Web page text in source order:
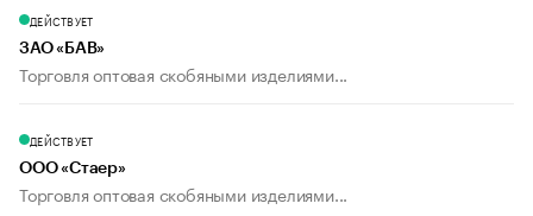
ДЕЙСТВУЕТ
ЗАО «БАВ»
Торговля оптовая скобяными изделиями...
ДЕЙСТВУЕТ
ООО «Стаер»
Торговля оптовая скобяными изделиями...